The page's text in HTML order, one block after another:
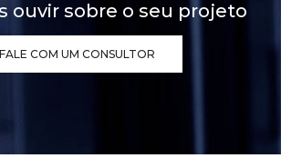
ouvir sobre o seu projeto
FALE COM UM CONSULTOR